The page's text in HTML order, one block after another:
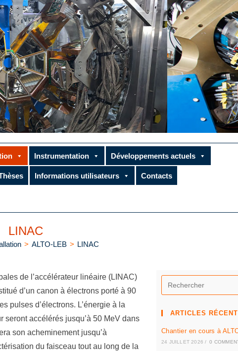
Instrumentation Développements actuels
Informations utilisateurs Contacts
LINAC
> ALTO-LEB > LINAC
ARTICLES
Chantier en cours à
24 JUILLET 2026 / 0
de l’accélérateur linéaire (LINAC)
d’un canon à électrons porté à 90
pulses d’électrons. L’énergie à la
seront accélérés jusqu’à 50 MeV dans
son acheminement jusqu’à
du faisceau tout au long de la